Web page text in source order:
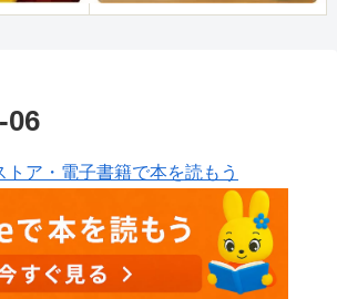
06
トア・電子書籍で本を読もう